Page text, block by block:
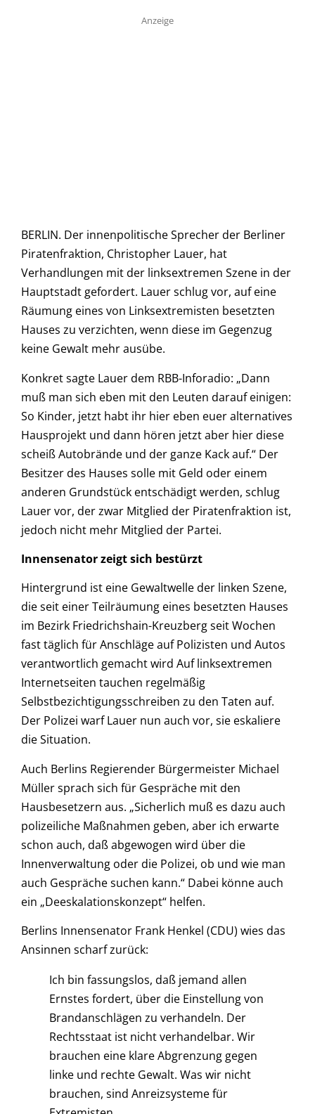
Anzeige
BERLIN. Der innenpolitische Sprecher der Berliner
Piratenfraktion, Christopher Lauer, hat
Verhandlungen mit der linksextremen Szene in der
Hauptstadt gefordert. Lauer schlug vor, auf eine
Räumung eines von Linksextremisten besetzten
Hauses zu verzichten, wenn diese im Gegenzug
keine Gewalt mehr ausübe.
Konkret sagte Lauer dem RBB-Inforadio: „Dann
muß man sich eben mit den Leuten darauf einigen:
So Kinder, jetzt habt ihr hier eben euer alternatives
Hausprojekt und dann hören jetzt aber hier diese
scheiß Autobrände und der ganze Kack auf.“ Der
Besitzer des Hauses solle mit Geld oder einem
anderen Grundstück entschädigt werden, schlug
Lauer vor, der zwar Mitglied der Piratenfraktion ist,
jedoch nicht mehr Mitglied der Partei.
Innensenator zeigt sich bestürzt
Hintergrund ist eine Gewaltwelle der linken Szene,
die seit einer Teilräumung eines besetzten Hauses
im Bezirk Friedrichshain-Kreuzberg seit Wochen
fast täglich für Anschläge auf Polizisten und Autos
verantwortlich gemacht wird Auf linksextremen
Internetseiten tauchen regelmäßig
Selbstbezichtigungsschreiben zu den Taten auf.
Der Polizei warf Lauer nun auch vor, sie eskaliere
die Situation.
Auch Berlins Regierender Bürgermeister Michael
Müller sprach sich für Gespräche mit den
Hausbesetzern aus. „Sicherlich muß es dazu auch
polizeiliche Maßnahmen geben, aber ich erwarte
schon auch, daß abgewogen wird über die
Innenverwaltung oder die Polizei, ob und wie man
auch Gespräche suchen kann.“ Dabei könne auch
ein „Deeskalationskonzept“ helfen.
Berlins Innensenator Frank Henkel (CDU) wies das
Ansinnen scharf zurück:
Ich bin fassungslos, daß jemand allen
Ernstes fordert, über die Einstellung von
Brandanschlägen zu verhandeln. Der
Rechtsstaat ist nicht verhandelbar. Wir
brauchen eine klare Abgrenzung gegen
linke und rechte Gewalt. Was wir nicht
brauchen, sind Anreizsysteme für